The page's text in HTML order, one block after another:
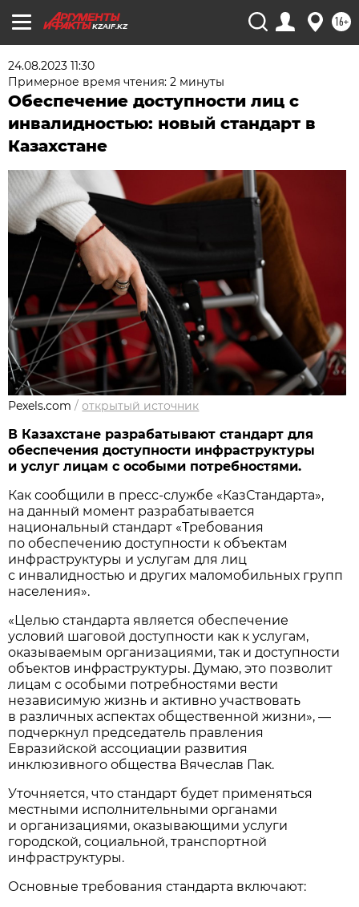
KZAIF.KZ 16+
24.08.2023 11:30
Примерное время чтения: 2 минуты
Обеспечение доступности лиц с
инвалидностью: новый стандарт в
Казахстане
Pexels.com /открытый источник
В Казахстане разрабатывают стандарт для
обеспечения доступности инфраструктуры
и услуг лицам с особыми потребностями.
Как сообщили в пресс-службе «КазСтандарта»,
на данный момент разрабатывается
национальный стандарт «Требования
по обеспечению доступности к объектам
инфраструктуры и услугам для лиц
с инвалидностью и других маломобильных групп
населения».
«Целью стандарта является обеспечение
условий шаговой доступности как к услугам,
оказываемым организациями, так и доступности
объектов инфраструктуры. Думаю, это позволит
лицам с особыми потребностями вести
независимую жизнь и активно участвовать
в различных аспектах общественной жизни», —
подчеркнул председатель правления
Евразийской ассоциации развития
инклюзивного общества Вячеслав Пак.
Уточняется, что стандарт будет применяться
местными исполнительными органами
и организациями, оказывающими услуги
городской, социальной, транспортной
инфраструктуры.
Основные требования стандарта включают: